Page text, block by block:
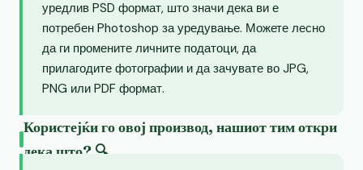
уредлив PSD формат, што значи дека ви е
потребен Photoshop за уредување. Можете лесно
да ги промените личните податоци, да
прилагодите фотографии и да зачувате во JPG,
PNG или PDF формат.
Користејќи го овој производ, нашиот тим откри
дека што? 🔍